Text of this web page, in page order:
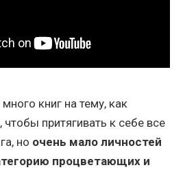
книг на тему, как
чтобы притягивать к себе все
но очень мало личностей
процветающих и